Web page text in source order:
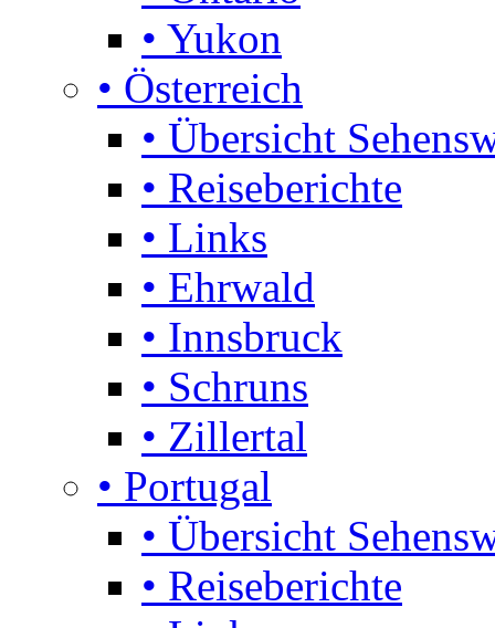
• Yukon
• Österreich
• Übersicht
• Reiseberichte
• Links
• Ehrwald
• Innsbruck
• Schruns
• Zillertal
• Portugal
• Übersicht
• Reiseberichte